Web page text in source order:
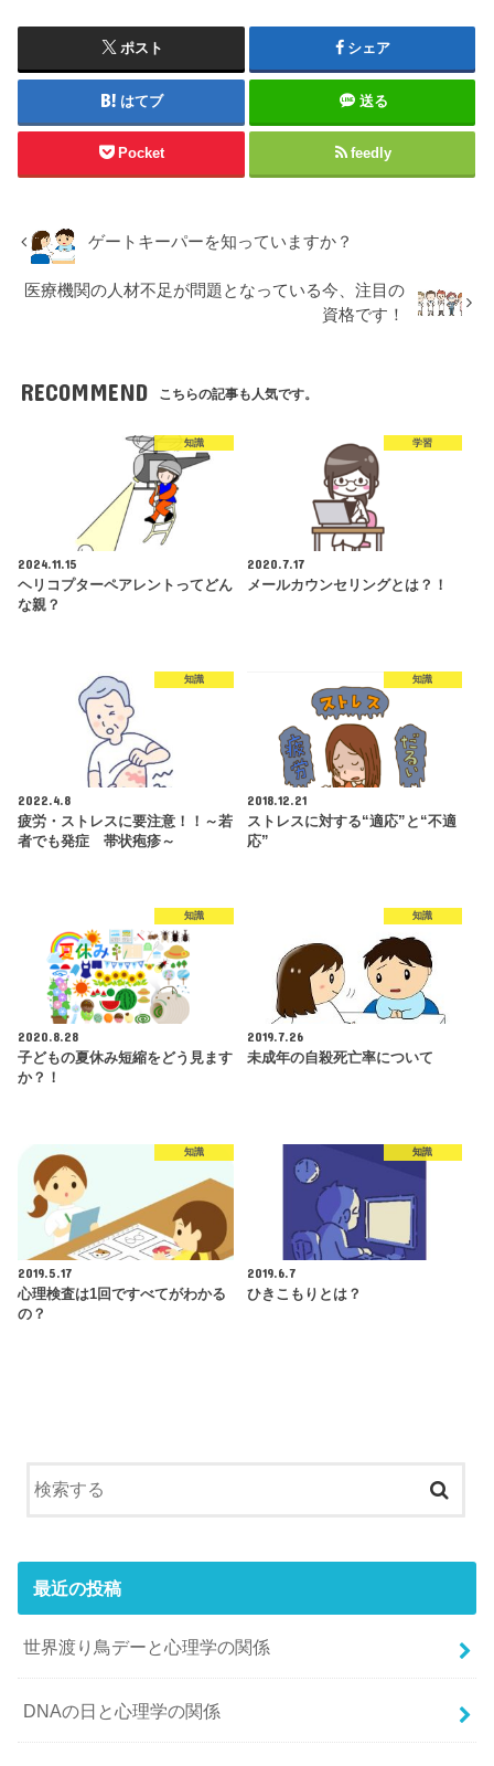
ポスト シェア
はてブ 送る
Pocket feedly
ゲートキーパーを知っていますか？
医療機関の人材不足が問題となっている今、注目の
資格です！
RECOMMEND こちらの記事も人気です。
知識
2024.11.15
ヘリコプターペアレントってどん
な親？
学習
2020.7.17
メールカウンセリングとは？！
知識
2022.4.8
疲労・ストレスに要注意！！～若
者でも発症 帯状疱疹～
知識
2018.12.21
ストレスに対する“適応”と“不適
応”
知識
2020.8.28
子どもの夏休み短縮をどう見ます
か？！
知識
2019.7.26
未成年の自殺死亡率について
知識
2019.5.17
心理検査は1回ですべてがわかる
の？
知識
2019.6.7
ひきこもりとは？
最近の投稿
世界渡り鳥デーと心理学の関係
DNAの日と心理学の関係